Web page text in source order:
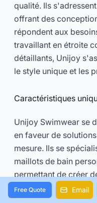
qualité. Ils
offrant des
répondent aux
travaillant en étroite
détaillants, Unijoy
le style unique et les
Caractéristiques
Unijoy Swimwear se
en faveur de
mesure. Ils se
maillots de bain
permettant de créer
l'identité de votre
parfaite pour les
Free Quote Email